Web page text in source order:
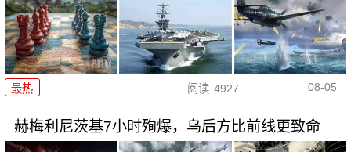
最热 阅读 4927 08-05
赫梅利尼茨基7小时殉爆，乌后方比前线更致命